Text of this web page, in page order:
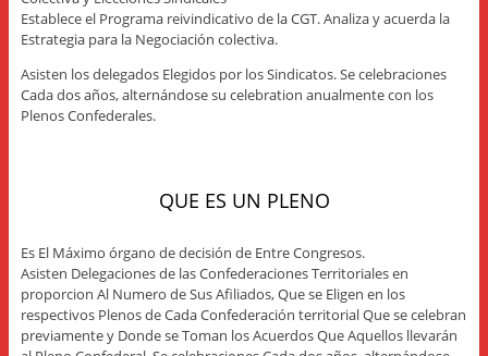
Establece el Programa reivindicativo de la CGT. Analiza y acuerda la
Estrategia para la Negociación colectiva.
Asisten los delegados Elegidos por los Sindicatos. Se celebraciones
Cada dos años, alternándose su celebration anualmente con los
Plenos Confederales.
QUE ES UN PLENO
Es El Máximo órgano de decisión de Entre Congresos.
Asisten Delegaciones de las Confederaciones Territoriales en
proporcion Al Numero de Sus Afiliados, Que se Eligen en los
respectivos Plenos de Cada Confederación territorial Que se celebran
previamente y Donde se Toman los Acuerdos Que Aquellos llevarán